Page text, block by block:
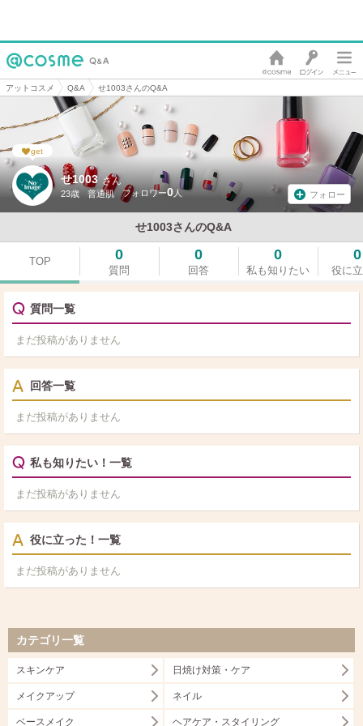
アットコスメ Q&A せ1003さんのQ&A
せ1003 さん
23歳 普通肌 0 フォロー
せ1003さんのQ&A
get
TOP 0
質問
0
回答
0
私も知りたい
0
役に
質問一覧
まだ投稿がありません
回答一覧
まだ投稿がありません
私も知りたい！一覧
まだ投稿がありません
役に立った！一覧
まだ投稿がありません
カテゴリ一覧
スキンケア 日焼け対策・ケア
メイクアップ ネイル
ベースメイク ヘアケア・スタイリング